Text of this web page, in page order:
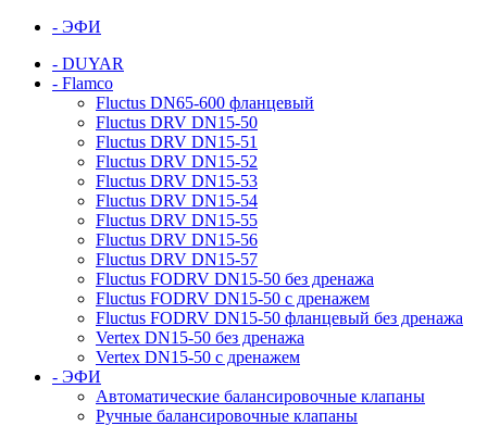
- ЭФИ
- DUYAR
- Flamco
Fluctus DN65-600 фланцевый
Fluctus DRV DN15-50
Fluctus DRV DN15-51
Fluctus DRV DN15-52
Fluctus DRV DN15-53
Fluctus DRV DN15-54
Fluctus DRV DN15-55
Fluctus DRV DN15-56
Fluctus DRV DN15-57
Fluctus FODRV DN15-50 без дренажа
Fluctus FODRV DN15-50 с дренажем
Fluctus FODRV DN15-50 фланцевый без дренажа
Vertex DN15-50 без дренажа
Vertex DN15-50 с дренажем
- ЭФИ
Автоматические балансировочные клапаны
Ручные балансировочные клапаны